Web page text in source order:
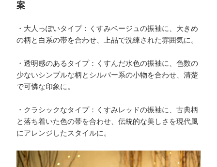
案
・大人っぽいタイプ：くすみベージュの振袖に、大きめ
の柄と白系の帯を合わせ、上品で洗練された雰囲気に。
・透明感のあるタイプ：くすんだ水色の振袖に、色数の
少ないシンプルな柄とシルバー系の小物を合わせ、清楚
で可憐な印象に。
・クラシックなタイプ：くすみレッドの振袖に、古典柄
と落ち着いた色の帯を合わせ、伝統的な美しさを現代風
にアレンジしたスタイルに。